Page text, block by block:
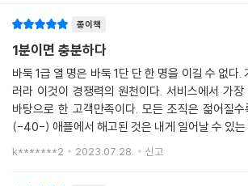
--- p.93 「마쓰시타 고노스케의 한마디」중에서
제안에는 먼저 감사를 전하라. 제안을 하는 부하의
받아들여 상사가 기뻐한다는 분위기를 회사와 가
중요하다.
--- p.110 「마쓰시타 고노스케의 한마디」중에서
만나기 어려운 사람이라도 그의 잠자리에 무작정 찾
마이크로소프트, 빌 게이츠
힘들고 궂은일을 한다고 부끄럽다고 생각하지마라.
이름은 바로 기회이기 때문이다. 일을 할 때는 항상
임하라
나는 세상에서 가장 신나는 직업을 갖고 있다. 매일
게 즐거울 수가 없다. 거기엔 항상 새로운 도전과 기
리고 있다. 만약 누구든지 자기 직업을 나처럼 즐긴
종이책
1분이면 충분하다
바둑 1급 열 명은 바둑 1단 단 한 명을 이길 수 없다. 기술과 지식, 정보를 길
러라 이것이 경쟁력의 원천이다. 서비스에서 가장 중요한 것은 기술력을
바탕으로 한 고객만족이다. 모든 조직은 젊어질수록 경쟁력이 살아난다.
(-40-) 애플에서 해고된 것은 내게 일어날 수 있는 최고의 사건이었다. 그
사건으로 인해 나는 성공이란 중압감에서 벗어나
k*******2 2023.07.28. 신고